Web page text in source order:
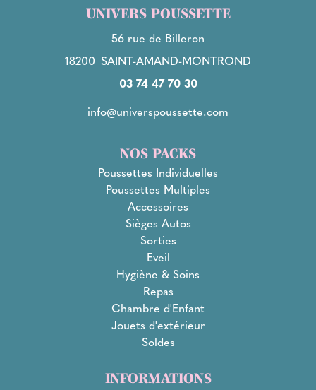
UNIVERS POUSSETTE
56 rue de Billeron
18200 SAINT-AMAND-MONTROND
03 74 47 70 30
info@universpoussette.com
NOS PACKS
Poussettes Individuelles
Poussettes Multiples
Accessoires
Sièges Autos
Sorties
Eveil
Hygiène & Soins
Repas
Chambre d'Enfant
Jouets d'extérieur
Soldes
INFORMATIONS